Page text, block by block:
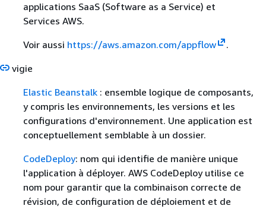
applications SaaS (Software as a Service) et
Services AWS.
Voir aussi https://aws.amazon.com/appflow
.
vigie
Elastic Beanstalk: ensemble logique de composants,
y compris les environnements, les versions et les
configurations d'environnement. Une application est
conceptuellement semblable à un dossier.
CodeDeploy: nom qui identifie de manière unique
l'application à déployer. AWS CodeDeploy utilise ce
nom pour garantir que la combinaison correcte de
révision, de configuration de déploiement et de